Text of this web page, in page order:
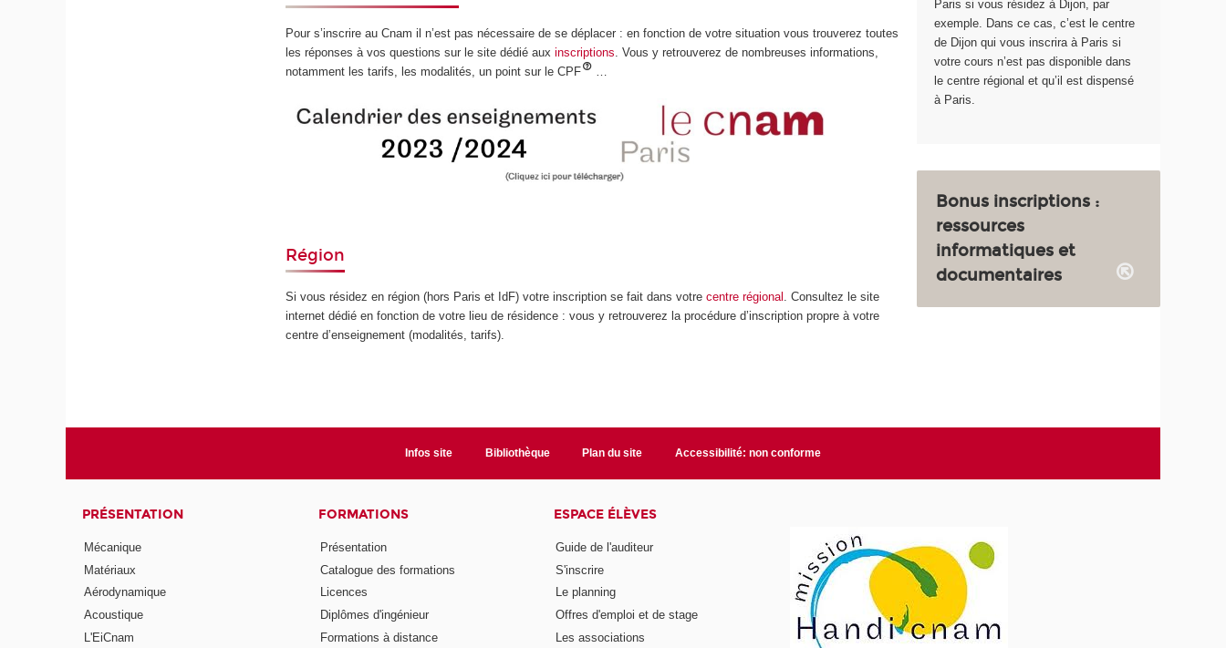
Pour s’inscrire au Cnam il n’est pas nécessaire de se déplacer : en fonction de votre situation vous trouverez toutes
les réponses à vos questions sur le site dédié auxinscriptions . Vous y retrouverez de nombreuses informations,
notamment les tarifs, les modalités, un point sur le CPF
Région
Si vous résidez en région (hors Paris et IdF) votre inscription se fait dans votrecentre régional . Consultez le site
internet dédié en fonction de votre lieu de résidence : vous y retrouverez la procédure d’inscription propre à votre
centre d’enseignement (modalités, tarifs).
Paris si vous résidez à Dijon, par
exemple. Dans ce cas, c’est le centre
de Dijon qui vous inscrira à Paris si
votre cours n’est pas disponible dans
le centre régional et qu’il est dispensé
à Paris.
Bonus inscriptions :
ressources
informatiques et
documentaires
Infos site Bibliothèque Plan du site Accessibilité: non conforme
PRÉSENTATION
Mécanique
Matériaux
Aérodynamique
Acoustique
L'EiCnam
FORMATIONS
Présentation
Catalogue des formations
Licences
Diplômes d'ingénieur
Formations à distance
ESPACE ÉLÈVES
Guide de l'auditeur
S'inscrire
Le planning
Offres d'emploi et de stage
Les associations